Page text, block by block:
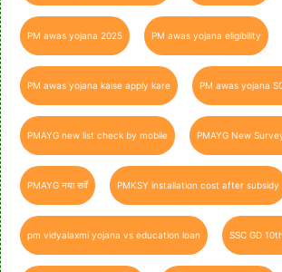
PM awas yojana 2025 PM awas yojana eligibility
PM awas yojana kaise apply kare PM awas yojana
PMAYG new list check by mobile PMAYG New
PMAYG नया सर्वे PMKSY installation cost after subsidy
pm vidyalaxmi yojana vs education loan SSC GD